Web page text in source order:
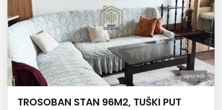
uporedi
TROSOBAN STAN 96M2, TUŠKI PUT